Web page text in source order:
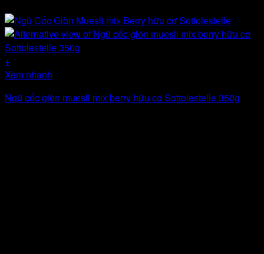
+
Xem nhanh
Ngũ cốc giòn muesli mix berry hữu cơ Sottolestelle 350g